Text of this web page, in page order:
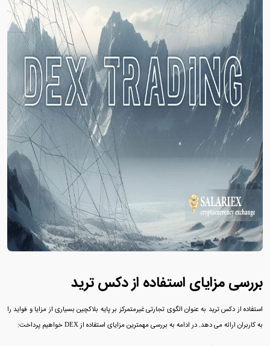
بررسی مزایای استفاده از دکس ترید
استفاده از دکس ترید به‌ عنوان الگوی تجارتی غیرمتمرکز بر پایه بلاکچین بسیاری از مزایا و فواید را
به کاربران ارائه می‌ دهد. در ادامه به بررسی مهمترین مزایای استفاده از DEX خواهیم پرداخت: